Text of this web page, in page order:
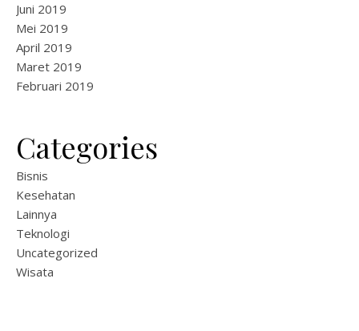
Juni 2019
Mei 2019
April 2019
Maret 2019
Februari 2019
Categories
Bisnis
Kesehatan
Lainnya
Teknologi
Uncategorized
Wisata